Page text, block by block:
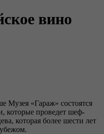
вино
Музея «Гараж» состоятся
которые проведет шеф-
которая более шести лет